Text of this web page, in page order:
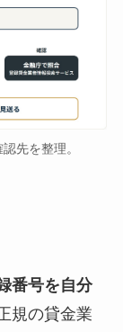
先を整理。
番号を自分
規の貸金業